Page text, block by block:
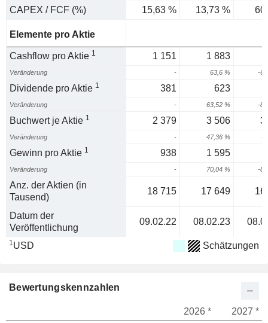
CAPEX / FCF (%)
15,63 % 13,73 %
Elemente pro Aktie
Cashflow pro Aktie 1 1 151 1 883
Veränderung - 63,6 % -
Dividende pro Aktie 1 381 623
Veränderung - 63,52 % -
Buchwert je Aktie 1 2 379 3 506 3
Veränderung - 47,36 % -
Gewinn pro Aktie 1 938 1 595
Veränderung - 70,04 % -
Anz. der Aktien (in
Tausend)
18 715 17 649 16
Datum der
Veröffentlichung
09.02.22 08.02.23
1USD Schätzungen
Bewertungskennzahlen
2026 *
2027 *